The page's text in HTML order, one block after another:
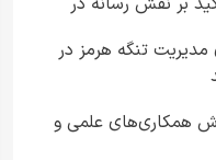
تنگه هرمز در
همکاری‌های علمی و